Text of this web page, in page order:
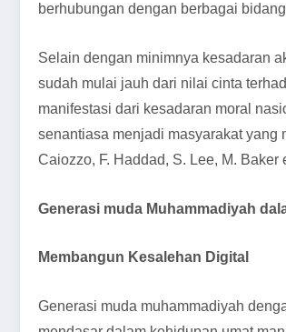
berhubungan dengan berbagai
Selain dengan minimnya kesadaran
sudah mulai jauh dari nilai cinta
manifestasi dari kesadaran moral
senantiasa menjadi masyarakat yang
Caiozzo, F. Haddad, S. Lee, M. Baker
Generasi muda Muhammadiyah
Membangun Kesalehan Digital
Generasi muda muhammadiyah